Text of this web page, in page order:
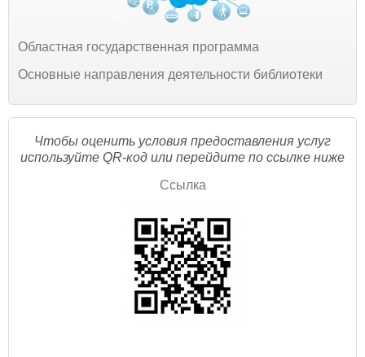
Областная государственная программа
Основные направления деятельности библиотеки
Чтобы оценить условия предоставления услуг
используйте QR-код или перейдите по ссылке ниже
Ссылка